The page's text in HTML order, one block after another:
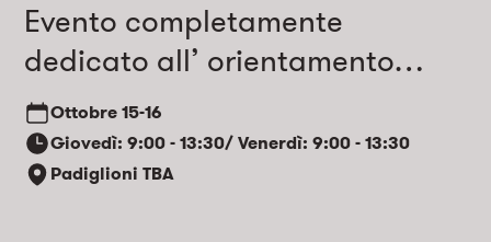
Evento completamente
dedicato all’ orientamento
accademico e professionale
post-diploma
Ottobre15-16
Giovedì: 9:00 - 13:30/ Venerdì: 9:00 - 13:30
Padiglioni TBA